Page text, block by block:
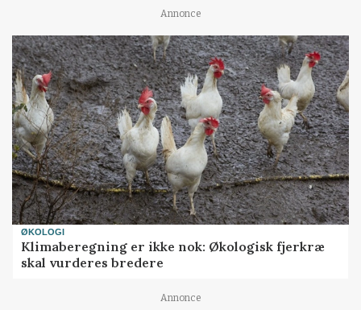
Annonce
ØKOLOGI
Klimaberegning er ikke nok: Økologisk fjerkræ
skal vurderes bredere
Annonce